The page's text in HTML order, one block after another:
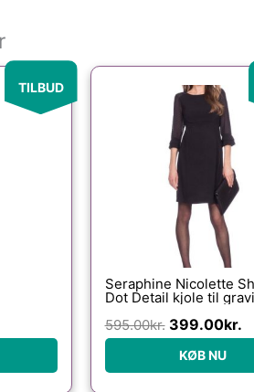
TILBUD
Den
aktuelle
Seraphine Nicolette
Dot Detail kjole til
Buump
595.00kr.
oprindelige
pris
var:
595.00kr..
399.00kr.
KØB NU